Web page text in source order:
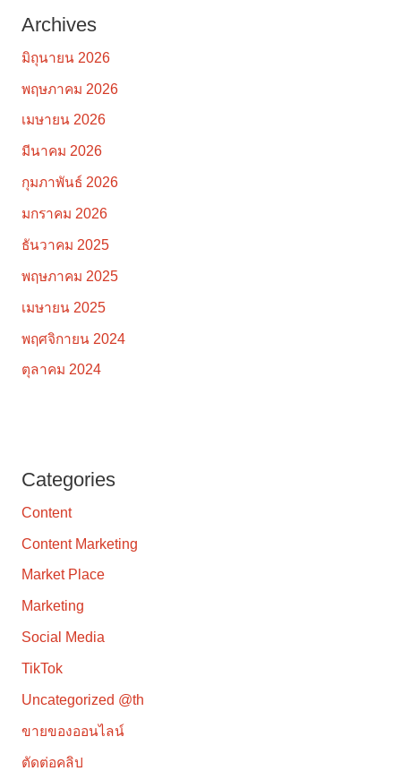
Archives
มิถุนายน 2026
พฤษภาคม 2026
เมษายน 2026
มีนาคม 2026
กุมภาพันธ์ 2026
มกราคม 2026
ธันวาคม 2025
พฤษภาคม 2025
เมษายน 2025
พฤศจิกายน 2024
ตุลาคม 2024
Categories
Content
Content Marketing
Market Place
Marketing
Social Media
TikTok
Uncategorized @th
ขายของออนไลน์
ตัดต่อคลิป